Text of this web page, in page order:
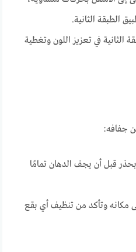
الطبقة الثانية.
الثانية في تعزيز اللون وتغطية
جفافه:
بحذر قبل أن يجف الدهان تمامًا
مكانه وتأكد من تنظيف أي بقع